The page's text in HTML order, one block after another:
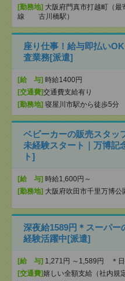
[勤務地] 大阪府門真市打越町（最
線 古川橋駅）
座り仕事！給与即払い
査業務[派遣]
[給 与] 時給1400円
[交通費]交通費支給有り
[勤務地] 寝屋川市駅から徒歩5分
ベビーカーの販売スタ
未経験スタート｜万博記
ト]
[給 与] 時給1,600円～
[勤務地] 大阪府吹田市千里万博公
深夜給1589円＊スーパ
経験活躍中[派遣]
[給 与] 1,271円 ～1,589円 ＊
[交通費]嬉しい全額支給（社内規